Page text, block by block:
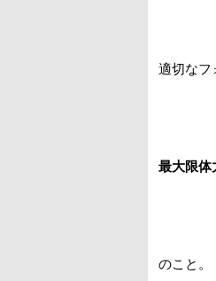
適切なフ
最大限体
のこと。